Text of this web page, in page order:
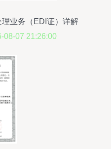
业务（EDI证）详解
08-07 21:26:00